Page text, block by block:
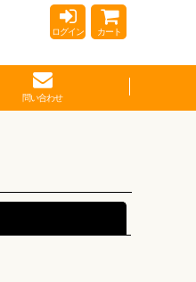
ログイン カート
問い合わせ